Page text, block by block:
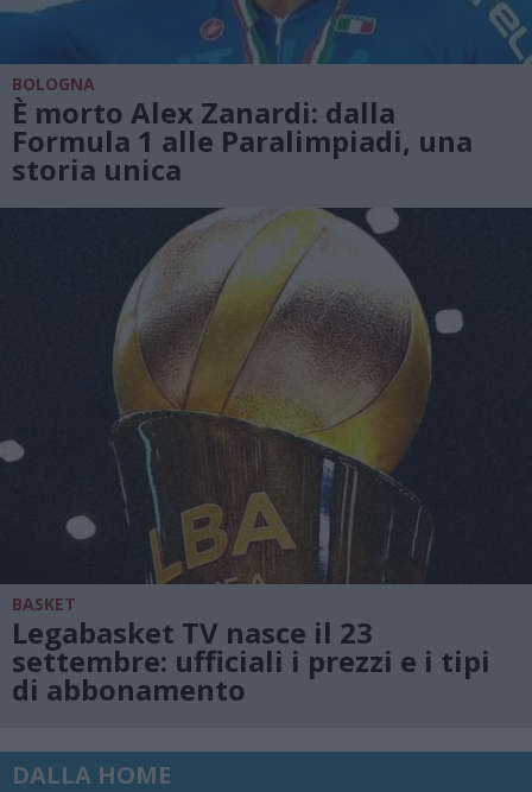
BOLOGNA
È morto Alex Zanardi: dalla
Formula 1 alle Paralimpiadi, una
storia unica
BASKET
Legabasket TV nasce il 23
settembre: ufficiali i prezzi e i tipi
di abbonamento
DALLA HOME